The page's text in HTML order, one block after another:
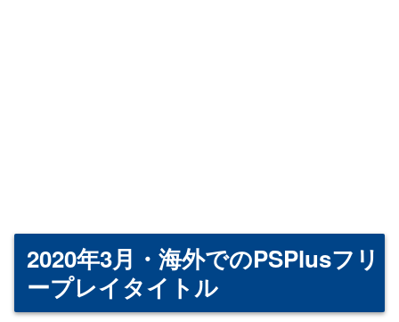
2020年3月・海外でのPSPlusフリ
ープレイタイトル